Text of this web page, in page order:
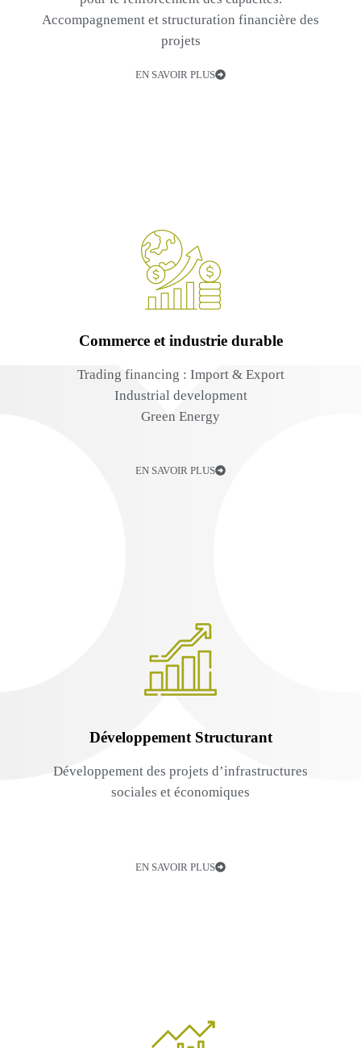
Développement Structurant
Développement des projets d’infrastructures
sociales et économiques
EN SAVOIR PLUS
Commerce et industrie durable
⁠Trading financing : Import & Export
Industrial development
⁠Green Energy
EN SAVOIR PLUS
⁠Accompagnement et structuration financière des
projets
EN SAVOIR PLUS